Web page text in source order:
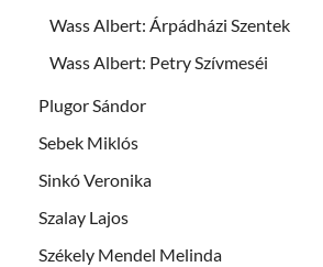
Wass Albert: Árpádházi Szentek
Wass Albert: Petry Szívmeséi
Plugor Sándor
Sebek Miklós
Sinkó Veronika
Szalay Lajos
Székely Mendel Melinda